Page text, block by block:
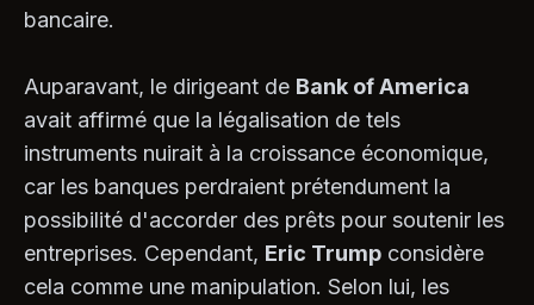
bancaire.
Auparavant, le dirigeant de Bank of America
avait affirmé que la légalisation de tels
instruments nuirait à la croissance économique,
car les banques perdraient prétendument la
possibilité d'accorder des prêts pour soutenir les
entreprises. Cependant, Eric Trump considère
cela comme une manipulation. Selon lui, les